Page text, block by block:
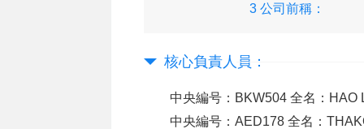
3 公司前稱：
核心負責人員：
中央編号：BKW504 全名：HAO
中央編号：AED178 全名：